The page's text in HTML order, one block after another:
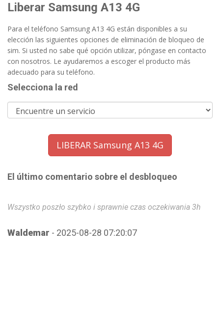
Liberar Samsung A13 4G
Para el teléfono Samsung A13 4G están disponibles a su
elección las siguientes opciones de eliminación de bloqueo de
sim. Si usted no sabe qué opción utilizar, póngase en contacto
con nosotros. Le ayudaremos a escoger el producto más
adecuado para su teléfono.
Selecciona la red
LIBERAR Samsung A13 4G
El último comentario sobre el desbloqueo
Wszystko poszło szybko i sprawnie czas oczekiwania 3h
Waldemar - 2025-08-28 07:20:07